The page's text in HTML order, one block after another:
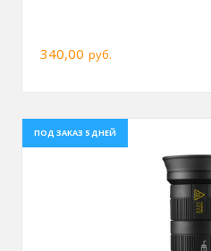
340,00 руб.
ПОД ЗАКАЗ 5 ДНЕЙ